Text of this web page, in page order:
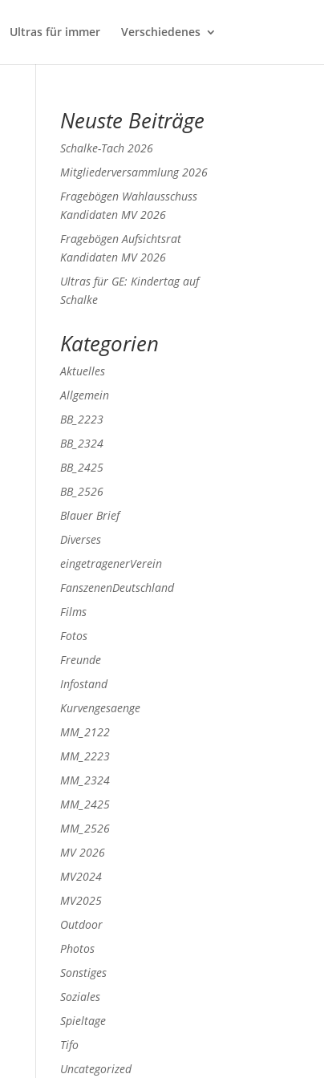
Ultras für immer Verschiedenes
Neuste Beiträge
Schalke-Tach 2026
Mitgliederversammlung 2026
Fragebögen Wahlausschuss
Kandidaten MV 2026
Fragebögen Aufsichtsrat
Kandidaten MV 2026
Ultras für GE: Kindertag auf
Schalke
Kategorien
Aktuelles
Allgemein
BB_2223
BB_2324
BB_2425
BB_2526
Blauer Brief
Diverses
eingetragenerVerein
FanszenenDeutschland
Films
Fotos
Freunde
Infostand
Kurvengesaenge
MM_2122
MM_2223
MM_2324
MM_2425
MM_2526
MV 2026
MV2024
MV2025
Outdoor
Photos
Sonstiges
Soziales
Spieltage
Tifo
Uncategorized